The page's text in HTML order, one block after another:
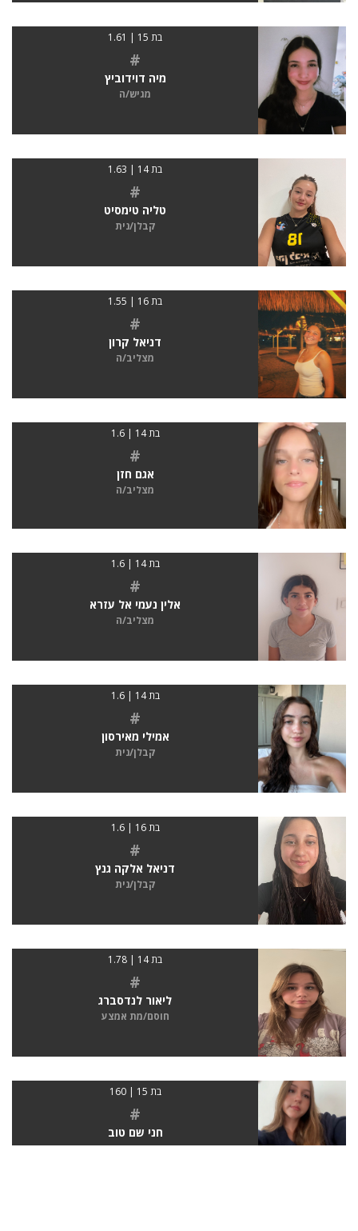
בת 15 | 1.61
#
מיה דוידוביץ
מגיש/ה
בת 14 | 1.63
#
טליה טימסיט
קבלן/נית
בת 16 | 1.55
#
דניאל קרון
מצליב/ה
בת 14 | 1.6
#
אגם חזן
מצליב/ה
בת 14 | 1.6
#
אלין נעמי אל עזרא
מצליב/ה
בת 14 | 1.6
#
אמילי מאירסון
קבלן/נית
בת 16 | 1.6
#
דניאל אלקה גנץ
קבלן/נית
בת 14 | 1.78
#
ליאור לנדסברג
חוסם/מת אמצע
בת 15 | 160
#
חני שם טוב